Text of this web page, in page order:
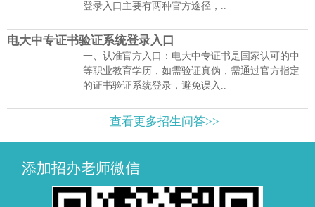
登录入口主要有两种官方途径，..
电大中专证书验证系统登录入口
一、认准官方入口：电大中专证书是国家认可的中
等职业教育学历，如需验证真伪，需通过官方指定
的证书验证系统登录，避免误入..
查看更多招生问答>>
添加招办老师微信